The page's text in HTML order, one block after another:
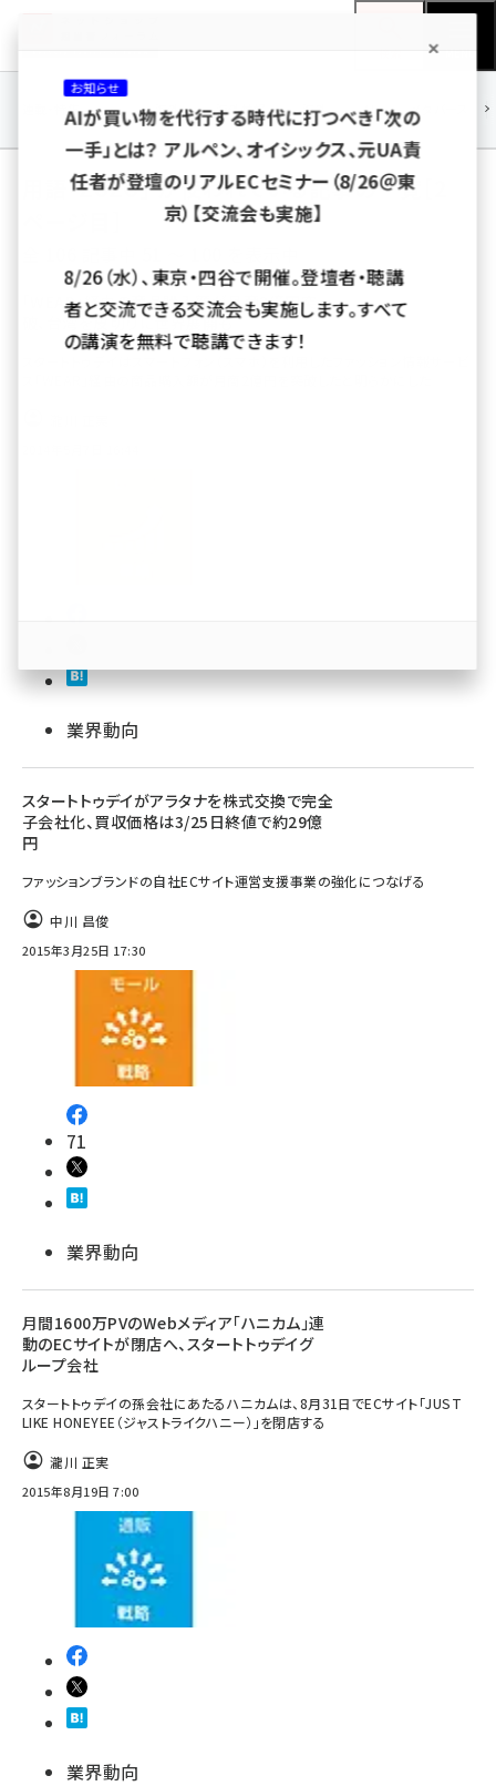
ン
yahoo (1896)
楽天 (1865)
連載・特集 | 海外 海外情報 海外 AI メタバース
用語「ZOZO」 が使われている記事の一覧［2
「WEAR」経由の商品購入額が月商2億円突
破、台湾を皮切りに世界展開も
業界動向
スタートトゥデイがアラタナを株式交換で完全
子会社化、買収価格は3/25日終値で約29億
円
ファッションブランドの自社ECサイト運営支援事業の強化につなげる
中川 昌俊
2015年3月25日 17:30
71
業界動向
月間1600万PVのWebメディア「ハニカム」連
動のECサイトが閉店へ、スタートトゥデイグ
ループ会社
スタートトゥデイの孫会社にあたるハニカムは、8月31日でECサイト「JUST
LIKE HONEYEE（ジャストライクハニー）」を閉店する
瀧川 正実
2015年8月19日 7:00
業界動向
お知らせ
AIが買い物を代行する時代に打つべき「次の
一手」とは？ アルペン、オイシックス、元UA責
任者が登壇のリアルECセミナー（8/26＠東
京）【交流会も実施】
8/26（水）、東京・四谷で開催。登壇者・聴講
者と交流できる交流会も実施します。すべて
の講演を無料で聴講できます！
参加登録はこちら↑